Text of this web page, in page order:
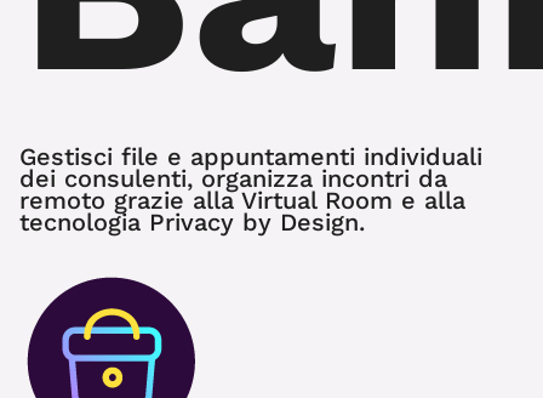
Gestisci file e appuntamenti individuali
dei consulenti, organizza incontri da
remoto grazie alla Virtual Room e alla
tecnologia Privacy by Design.